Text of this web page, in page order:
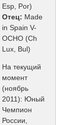
Esp, Por)
Отец: Made
in Spain V-
OCHO (Ch
Lux, Bul)
На текущий
момент
(ноябрь
2011): Юный
Чемпион
России,